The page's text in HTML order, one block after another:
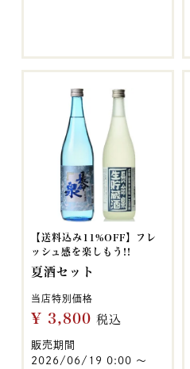
【送料込み11%OFF】フレ
ッシュ感を楽しもう!!
夏酒セット
当店特別価格
¥ 3,800 税込
販売期間
2026/06/19 0:00 〜